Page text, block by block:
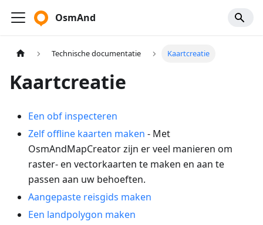
OsmAnd
Technische documentatie Kaartcreatie
Kaartcreatie
Een obf inspecteren
Zelf offline kaarten maken - Met
OsmAndMapCreator zijn er veel manieren om
raster- en vectorkaarten te maken en aan te
passen aan uw behoeften.
Aangepaste reisgids maken
Een landpolygon maken